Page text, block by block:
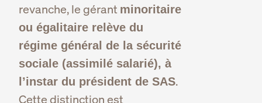
revanche, le gérant minoritaire
ou égalitaire relève du
régime général de la sécurité
sociale (assimilé salarié), à
l’instar du président de SAS.
Cette distinction est